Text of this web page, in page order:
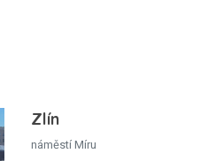
Zlín
náměstí Míru